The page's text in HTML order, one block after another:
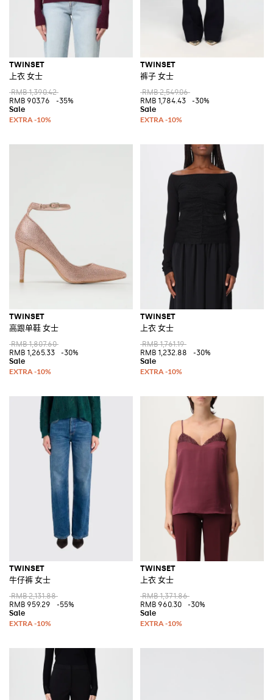
TWINSET
上衣 女士
RMB 1,390.42
RMB 903.76
-35%
TWINSET
裤子 女士
RMB 2,549.06
RMB 1,784.43
-30%
TWINSET
高跟单鞋 女士
RMB 1,807.60
RMB 1,265.33
-30%
TWINSET
上衣 女士
RMB 1,761.19
RMB 1,232.88
-30%
TWINSET
牛仔裤 女士
RMB 2,131.88
RMB 959.29
-55%
TWINSET
上衣 女士
RMB 1,371.86
RMB 960.30
-30%